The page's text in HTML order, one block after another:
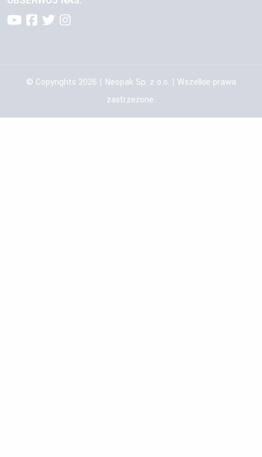
© Copyrights 2026 | Neopak Sp. z o.o. | Wszelkie prawa
zastrzeżone.